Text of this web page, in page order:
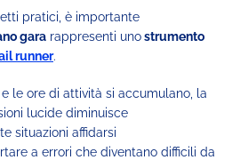
pratici, è importante
gara rappresenti unostrumento
runner.
le ore di attività si accumulano, la
lucide diminuisce
situazioni affidarsi
a errori che diventano difficili da